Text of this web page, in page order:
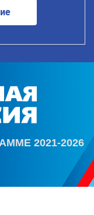
2021-2026